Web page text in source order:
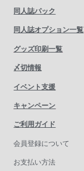
同人誌パック
同人誌オプション一覧
グッズ印刷一覧
〆切情報
イベント支援
キャンペーン
ご利用ガイド
会員登録について
お支払い方法